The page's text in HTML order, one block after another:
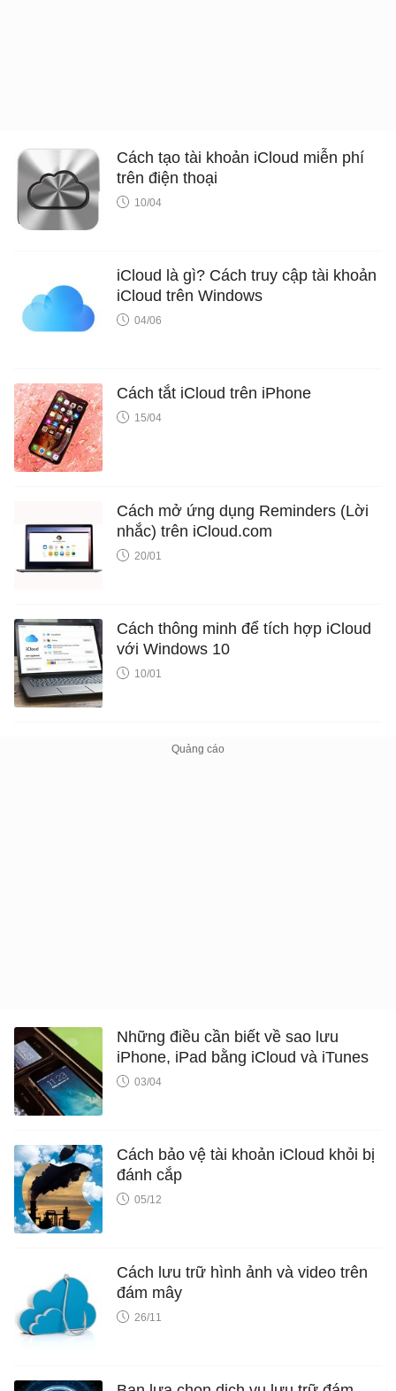
Cách tạo tài khoản iCloud miễn phí
trên điện thoại
10/04
iCloud là gì? Cách truy cập tài khoản
iCloud trên Windows
04/06
Cách tắt iCloud trên iPhone
15/04
Cách mở ứng dụng Reminders (Lời
nhắc) trên iCloud.com
20/01
Cách thông minh để tích hợp iCloud
với Windows 10
10/01
Những điều cần biết về sao lưu
iPhone, iPad bằng iCloud và iTunes
03/04
Cách bảo vệ tài khoản iCloud khỏi bị
đánh cắp
05/12
Cách lưu trữ hình ảnh và video trên
đám mây
26/11